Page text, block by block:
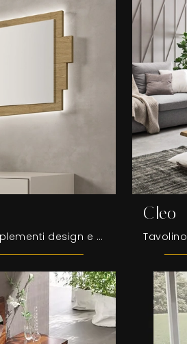
Se desideri Complementi design e specchi in legno scopri di più sul modello Scuderia della firma Maronese.
Cleo